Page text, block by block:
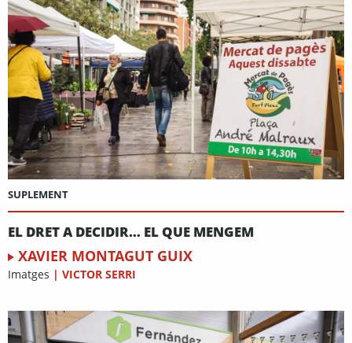
SUPLEMENT
EL DRET A DECIDIR… EL QUE MENGEM
XAVIER MONTAGUT GUIX
Imatges | VICTOR SERRI